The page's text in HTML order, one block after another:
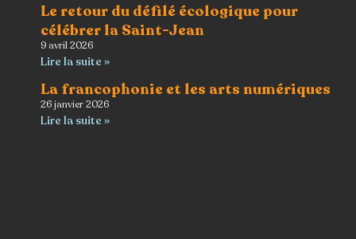
Le retour du défilé écologique pour
célébrer la Saint-Jean
9 avril 2026
Lire la suite »
La francophonie et les arts numériques
26 janvier 2026
Lire la suite »